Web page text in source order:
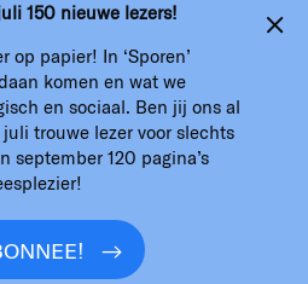
Colofon
abonnee
ANBI
kopij Podcasts
150 nieuwe lezers!
papier! In ‘Sporen’
komen en wat we
en sociaal. Ben jij ons al
trouwe lezer voor slechts
september 120 pagina’s